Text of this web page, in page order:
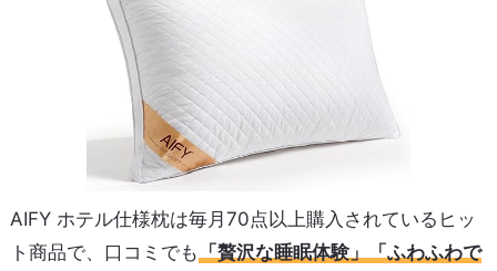
AIFY ホテル仕様枕は毎月70点以上購入されているヒッ
ト商品で、口コミでも「贅沢な睡眠体験」「ふわふわで